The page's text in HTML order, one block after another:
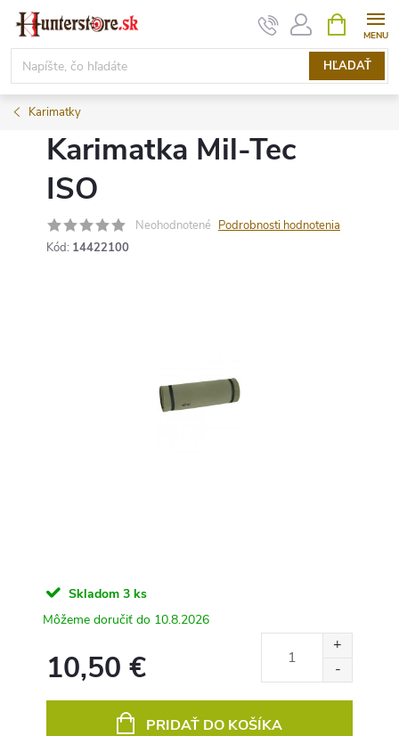
Prejsť
obsah
HĽADAŤ
KOŠÍK
Karimatky
Karimatka Mil-Tec
ISO
Neohodnotené Podrobnosti hodnotenia
Kód: 14422100
Skladom 3 ks
10.8.2026
10,50 €
PRIDAŤ DO KOŠÍKA